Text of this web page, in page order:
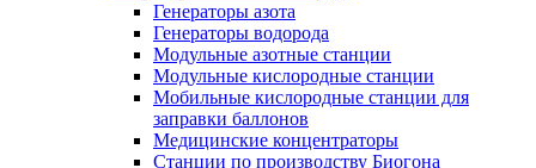
Генераторы азота
Генераторы водорода
Модульные азотные станции
Модульные кислородные станции
Мобильные кислородные станции для
заправки баллонов
Медицинские концентраторы
Станции по производству Биогона